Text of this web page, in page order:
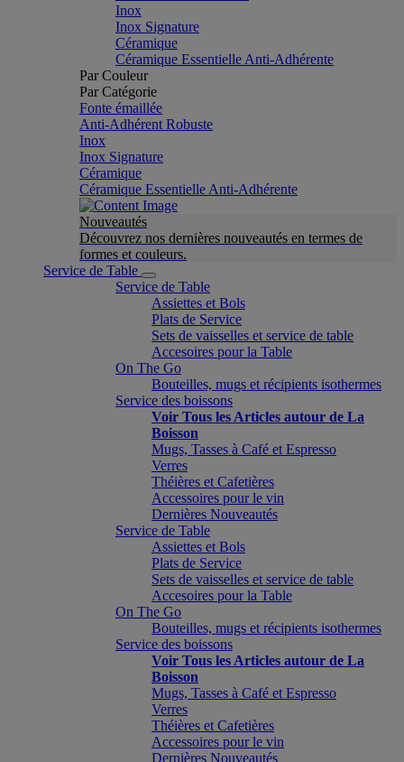
Inox
Inox Signature
Céramique
Céramique Essentielle Anti-Adhérente
Par Couleur
Par Catégorie
Fonte émaillée
Anti-Adhérent Robuste
Inox
Inox Signature
Céramique
Céramique Essentielle Anti-Adhérente
Nouveautés
Découvrez nos dernières nouveautés en termes de
formes et couleurs.
Service de Table
Service de Table
Assiettes et Bols
Plats de Service
Sets de vaisselles et service de table
Accesoires pour la Table
On The Go
Bouteilles, mugs et récipients isothermes
Service des boissons
Voir Tous les Articles autour de La
Boisson
Mugs, Tasses à Café et Espresso
Verres
Théières et Cafetières
Accessoires pour le vin
Dernières Nouveautés
Service de Table
Assiettes et Bols
Plats de Service
Sets de vaisselles et service de table
Accesoires pour la Table
On The Go
Bouteilles, mugs et récipients isothermes
Service des boissons
Voir Tous les Articles autour de La
Boisson
Mugs, Tasses à Café et Espresso
Verres
Théières et Cafetières
Accessoires pour le vin
Dernières Nouveautés